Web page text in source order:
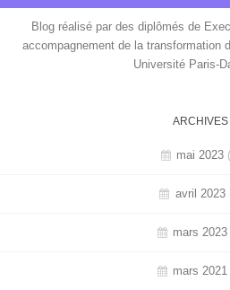
Blog réalisé par des diplômés de
accompagnement de la transformation
Université Paris-
ARCHIVES
mai 2023
avril 2023
mars 2023
mars 2021